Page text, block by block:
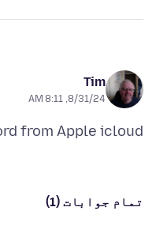
Tim
8/31/24, 8:11 AM
from Apple icloud
تمام جوابات (1)